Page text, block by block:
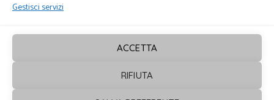
Gestisci servizi
ACCETTA
RIFIUTA